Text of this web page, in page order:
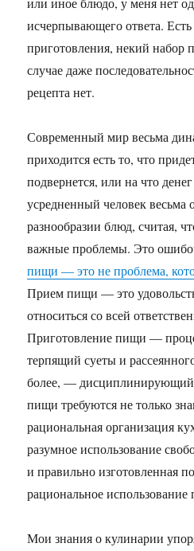
исчерпывающего ответа.
приготовления, некий набор
случае даже
рецепта нет.
Современный мир весьма
приходится есть то, что
подвернется, или на что
усредненный человек весьма
разнообразии блюд, считая,
важные проблемы. Это
пищи — это не проблема,
Прием пищи — это
относиться со всей
Приготовление пищи —
терпящий суеты и
более, —
пищи требуются не только
рациональная организация
разумное использование
и правильно изготовленная
рациональное
Мои знания о кулинарии